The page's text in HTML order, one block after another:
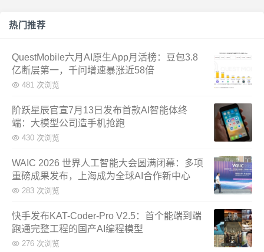
热门推荐
QuestMobile六月AI原生App月活榜：豆包3.8
亿断层第一，千问增速暴涨近58倍
481 次浏览
阶跃星辰官宣7月13日发布首款AI智能体终
端：大模型公司造手机抢跑
430 次浏览
WAIC 2026 世界人工智能大会圆满闭幕：多项
重磅成果发布，上海成为全球AI合作新中心
283 次浏览
快手发布KAT-Coder-Pro V2.5：首个能端到端
跑通完整工程的国产AI编程模型
276 次浏览